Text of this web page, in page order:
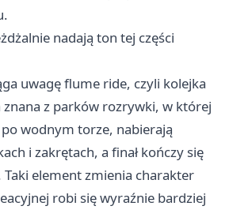
nadają ton tej części
uwagę flume ride, czyli kolejka
znana z parków rozrywki, w której
po wodnym torze, nabierają
i zakrętach, a finał kończy się
element zmienia charakter
robi się wyraźnie bardziej